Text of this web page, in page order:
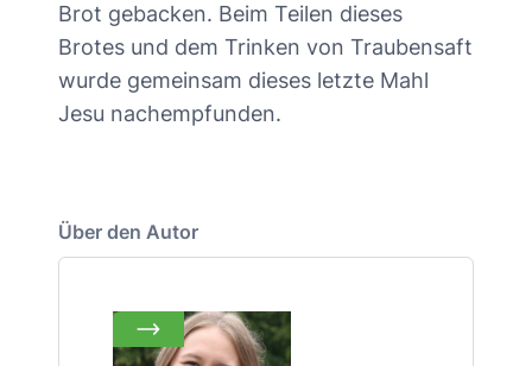
Brot gebacken. Beim Teilen dieses
Brotes und dem Trinken von Traubensaft
wurde gemeinsam dieses letzte Mahl
Jesu nachempfunden.
Über den Autor